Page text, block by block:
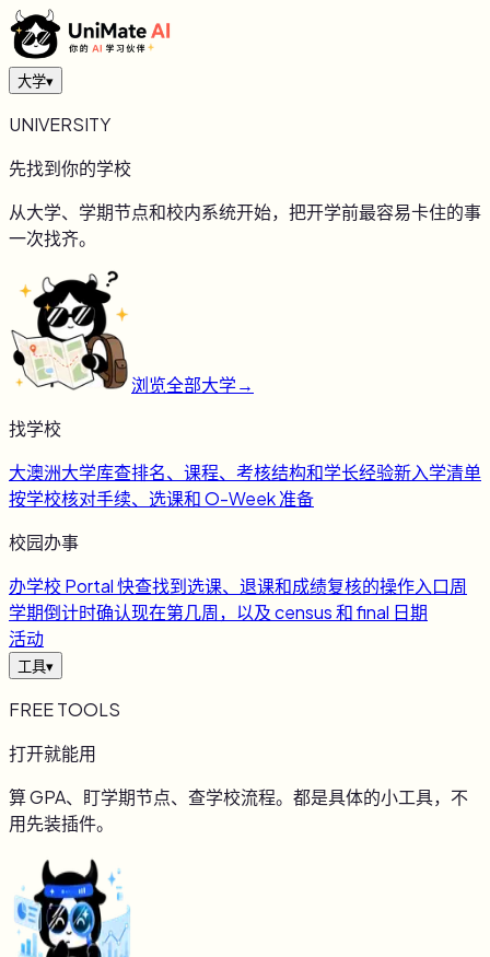
大学▾
UNIVERSITY
先找到你的学校
从大学、学期节点和校内系统开始，把开学前最容易卡住的事
一次找齐。
浏览全部大学→
找学校
大澳洲大学库查排名、课程、考核结构和学长经验新入学清单
按学校核对手续、选课和 O-Week 准备
校园办事
办学校 Portal 快查找到选课、退课和成绩复核的操作入口周
学期倒计时确认现在第几周，以及 census 和 final 日期
活动
工具▾
FREE TOOLS
打开就能用
算 GPA、盯学期节点、查学校流程。都是具体的小工具，不
用先装插件。